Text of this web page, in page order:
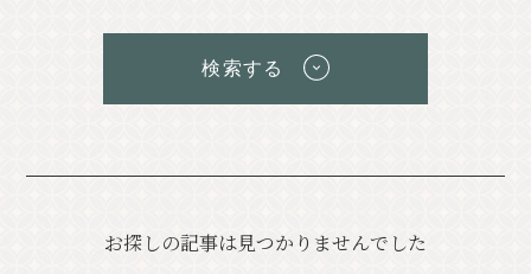
モデルコース
検索する
お探しの記事は見つかりませんでした